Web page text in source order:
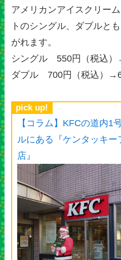
アメリカンアイスクリー
トのシングル、ダブルと
がれます。
シングル 550円（税込）
ダブル 700円（税込）
pick up!
【コラム】KFCの道内1
ルにある『ケンタッキ
店』